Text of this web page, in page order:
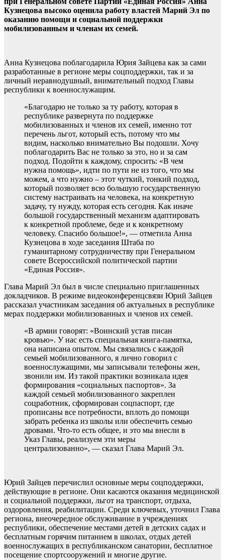
Кузнецова высоко оценила работу властей Марий Эл по
оказанию помощи и социальной поддержки
мобилизованным и членам их семей.
Анна Кузнецова поблагодарила Юрия Зайцева как за сами
разработанные в регионе меры соцподдержки, так и за
личный неравнодушный, внимательный подход Главы
республики к военнослужащим.
«Благодарю не только за ту работу, которая в
республике развернута по поддержке
мобилизованных и членов их семей, именно тот
перечень льгот, который есть, потому что мы
видим, насколько внимательно Вы подошли. Хочу
поблагодарить Вас не только за это, но и за сам
подход. Подойти к каждому, спросить: «В чем
нужна помощь», идти по пути не из того, что мы
можем, а что нужно – этот чуткий, тонкий подход,
который позволяет всю большую государственную
систему настраивать на человека, на конкретную
задачу, ту нужду, которая есть сегодня. Как иначе
большой государственный механизм адаптировать
к конкретной проблеме, беде и к конкретному
человеку. Спасибо большое!», — отметила Анна
Кузнецова в ходе заседания Штаба по
гуманитарному сотрудничеству при Генеральном
совете Всероссийской политической партии
«Единая Россия».
Глава Марий Эл был в числе специально приглашенных
докладчиков. В режиме видеоконференцсвязи Юрий Зайцев
рассказал участникам заседания об актуальных в республике
мерах поддержки мобилизованных и членов их семей.
«В армии говорят: «Воинский устав писан
кровью». У нас есть специальная книга-памятка,
она написана опытом. Мы связались с каждой
семьей мобилизованного, я лично говорил с
военнослужащими, мы записывали телефоны жен,
звонили им. Из такой практики возникала идея
формирования «социальных паспортов». За
каждой семьей мобилизованного закреплен
соцработник, сформирован соцпаспорт, где
прописаны все потребности, вплоть до помощи
забрать ребенка из школы или обеспечить семью
дровами. Что-то есть общее, и это мы внесли в
Указ Главы, реализуем эти меры
централизованно», — сказал Глава Марий Эл.
Юрий Зайцев перечислил основные меры соцподдержки,
действующие в регионе. Они касаются оказания медицинской
и социальной поддержки, льгот на транспорт, отдыха,
оздоровления, реабилитации. Среди ключевых, уточнил Глава
региона, внеочередное обслуживание в учреждениях
республики, обеспечение местами детей в детских садах и
бесплатным горячим питанием в школах, отдых детей
военнослужащих в республиканском санатории, бесплатное
посещение спортсооружений и многие другие.